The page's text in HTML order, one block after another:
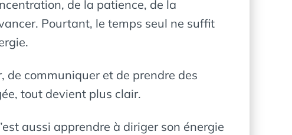
de la patience, de la
Pourtant, le temps seul ne suffit
de communiquer et de prendre des
tout devient plus clair.
aussi apprendre à diriger son énergie